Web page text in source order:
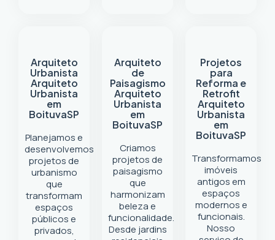
Arquiteto
Urbanista
Arquiteto
Urbanista
em
BoituvaSP
Planejamos e
desenvolvemos
projetos de
urbanismo
que
transformam
espaços
públicos e
privados,
Arquiteto
de
Paisagismo
Arquiteto
Urbanista
em
BoituvaSP
Criamos
projetos de
paisagismo
que
harmonizam
beleza e
funcionalidade.
Desde jardins
Projetos
para
Reforma e
Retrofit
Arquiteto
Urbanista
em
BoituvaSP
Transformamos
imóveis
antigos em
espaços
modernos e
funcionais.
Nosso